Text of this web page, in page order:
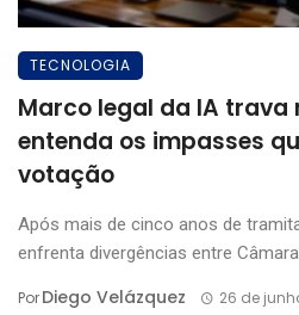
TECNOLOGIA
Marco legal da IA trava
entenda os impasses
votação
Após mais de cinco anos de
enfrenta divergências entre Câmara
PorDiego Velázquez 26 de